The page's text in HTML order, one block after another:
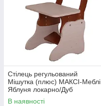
Стілець регульований
Мішутка (плюс) МАКСІ-Меблі
Яблуня локарно/Дуб
молочний (10451)
В наявності